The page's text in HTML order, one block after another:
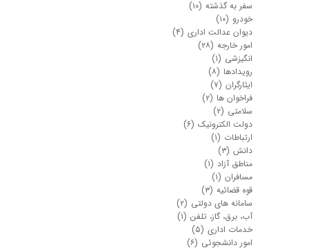
سفر به گذشته (۱۰)
خودرو (۱۰)
دیوان عدالت اداری (۴)
امور خارجه (۲۸)
انگیزشی (۱)
رویدادها (۸)
ایثارگران (۷)
فراخوان ها (۲)
سلامتی (۲)
دولت الکترونیک (۶)
ارتباطات (۱)
دانش (۳)
مناطق آزاد (۱)
مسافران (۱)
قوه قضائیه (۳)
سامانه های دولتی (۲)
آب، برق، گاز، تلفن (۱)
خدمات اداری (۵)
امور دانشجوئی (۶)